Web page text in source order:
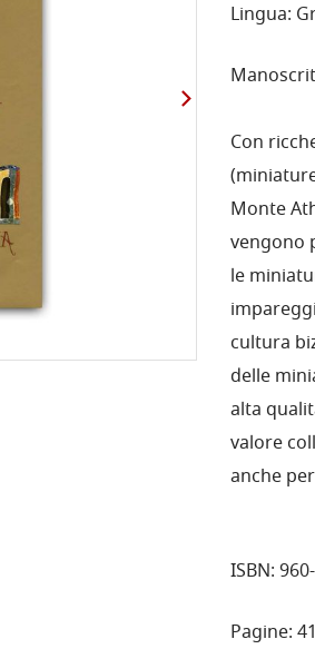
Lingua:
Con
Monte
vengono
le
cultura
delle
alta
valore
anche
ISBN:
Pagine: